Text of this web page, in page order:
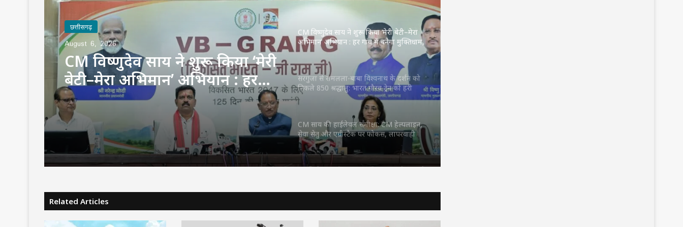
छत्तीसगढ़
August 6, 2026
CM विष्णुदेव साय ने शुरू किया ‘मेरी
बेटी–मेरा अभिमान’ अभियान : हर
गांव में बनेगा मुक्तिधाम, स्कूलों में
बालिकाओं के लिए शौचालय; 6,855
करोड़ से बदलेगी तस्वीर
करे, लेकिन देश को बांटने के लिए नहीं
CM विष्णुदेव साय ने शुरू किया ‘मेरी बेटी–मेरा
अभिमान’ अभियान : हर गांव में बनेगा मुक्तिधाम,
स्कूलों में बालिकाओं के लिए शौचालय; 6,855
करोड़ से बदलेगी तस्वीर
सरगुजा से रामलला-बाबा विश्वनाथ के दर्शन को
निकले 850 श्रद्धालु: भारत गौरव ट्रेन को हरी
झंडी, बुजुर्ग बोले—‘सपना हुआ साकार’
CM साय की हाईलेवल समीक्षा: CM हेल्पलाइन,
सेवा सेतु और एग्रीस्टैक पर फोकस, लापरवाही
करने वाले अफसरों को चेतावनी
Related Articles